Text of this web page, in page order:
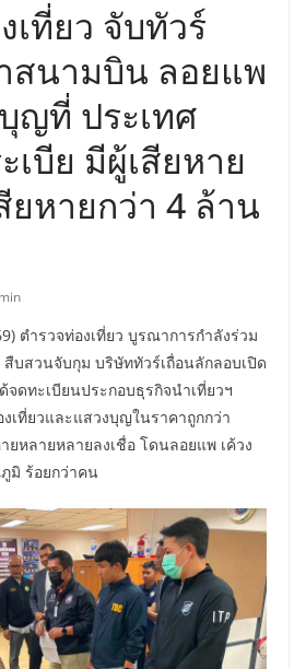
เที่ยว จับทัวร์
สนามบิน ลอยแพ
ญที่ ประเทศ
เบีย มีผู้เสียหาย
ยหายกว่า 4 ล้าน
ตำรวจท่องเที่ยว บูรณาการกำลังร่วม
สืบสวนจับกุม บริษัททัวร์เถื่อนลักลอบเปิด
จดทะเบียนประกอบธุรกิจนำเที่ยวฯ
เที่ยวและแสวงบุญในราคาถูกกว่า
ยหลายหลายลงเชื่อ โดนลอยแพ เค้วง
มิ ร้อยกว่าคน